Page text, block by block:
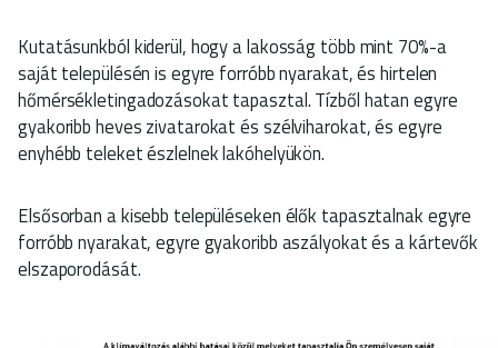
Kutatásunkból kiderül, hogy a lakosság több mint 70%-a
saját településén is egyre forróbb nyarakat, és hirtelen
hőmérsékletingadozásokat tapasztal. Tízből hatan egyre
gyakoribb heves zivatarokat és szélviharokat, és egyre
enyhébb teleket észlelnek lakóhelyükön.
Elsősorban a kisebb településeken élők tapasztalnak egyre
forróbb nyarakat, egyre gyakoribb aszályokat és a kártevők
elszaporodását.